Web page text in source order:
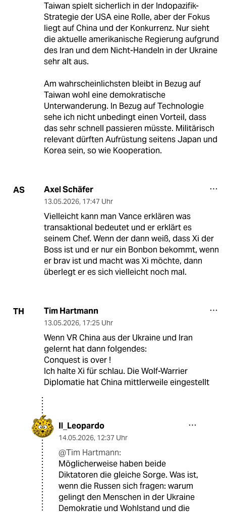
Taiwan spielt sicherlich in der Indopazifik-
Strategie der USA eine Rolle, aber der Fokus
liegt auf China und der Konkurrenz. Nur sieht
die aktuelle amerikanische Regierung aufgrund
des Iran und dem Nicht-Handeln in der Ukraine
sehr alt aus.
Am wahrscheinlichsten bleibt in Bezug auf
Taiwan wohl eine demokratische
Unterwanderung. In Bezug auf Technologie
sehe ich nicht unbedingt einen Vorteil, dass
das sehr schnell passieren müsste. Militärisch
relevant dürften Aufrüstung seitens Japan und
Korea sein, so wie Kooperation.
AS Axel Schäfer
13.05.2026, 17:47 Uhr
Vielleicht kann man Vance erklären was
transaktional bedeutet und er erklärt es
seinem Chef. Wenn der dann weiß, dass Xi der
Boss ist und er nur ein Bonbon bekommt, wenn
er brav ist und macht was Xi möchte, dann
überlegt er es sich vielleicht noch mal.
TH Tim Hartmann
13.05.2026, 17:25 Uhr
Wenn VR China aus der Ukraine und Iran
gelernt hat dann folgendes:
Conquest is over !
Ich halte Xi für schlau. Die Wolf-Warrier
Diplomatie hat China mittlerweile eingestellt
Il_Leopardo
14.05.2026, 12:37 Uhr
@Tim Hartmann:
Möglicherweise haben beide
Diktatoren die gleiche Sorge. Was ist,
wenn die Russen sich fragen: warum
gelingt den Menschen in der Ukraine
Demokratie und Wohlstand und die